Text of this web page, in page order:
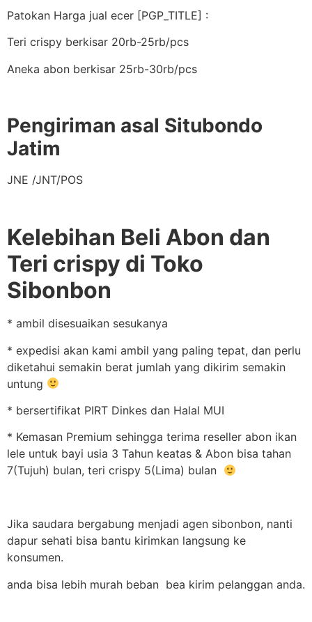
Patokan Harga jual ecer [PGP_TITLE] :
Teri crispy berkisar 20rb-25rb/pcs
Aneka abon berkisar 25rb-30rb/pcs
Pengiriman asal Situbondo
Jatim
JNE /JNT/POS
Kelebihan Beli Abon dan
Teri crispy di Toko
Sibonbon
* ambil disesuaikan sesukanya
* expedisi akan kami ambil yang paling tepat, dan perlu
diketahui semakin berat jumlah yang dikirim semakin
untung
* bersertifikat PIRT Dinkes dan Halal MUI
* Kemasan Premium sehingga terima reseller abon ikan
lele untuk bayi usia 3 Tahun keatas & Abon bisa tahan
7(Tujuh) bulan, teri crispy 5(Lima) bulan
Jika saudara bergabung menjadi agen sibonbon, nanti
dapur sehati bisa bantu kirimkan langsung ke
konsumen.
anda bisa lebih murah beban bea kirim pelanggan anda.